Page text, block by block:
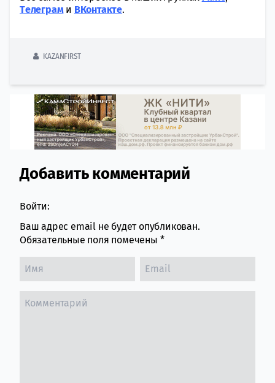
Tелеграми ВКонтакте.
KAZANFIRST
Comment section
Добавить комментарий
Войти:
Ваш адрес email не будет опубликован.
Обязательные поля помечены *